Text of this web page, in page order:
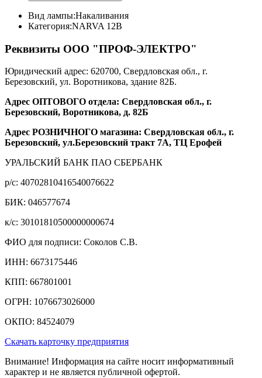
Вид лампы:Накаливания
Категория:NARVA 12В
Реквизиты ООО "ПРОФ-ЭЛЕКТРО"
Юридический адрес: 620700, Свердловская обл., г.
Березовский, ул. Воротникова, здание 82Б.
Адрес ОПТОВОГО отдела: Свердловская обл., г.
Березовский, Воротникова, д. 82Б
Адрес РОЗНИЧНОГО магазина: Свердловская обл., г.
Березовский, ул.Березовский тракт 7А, ТЦ Ерофей
УРАЛЬСКИЙ БАНК ПАО СБЕРБАНК
р/c: 40702810416540076622
БИК: 046577674
к/c: 30101810500000000674
ФИО для подписи: Соколов С.В.
ИНН: 6673175446
КПП: 667801001
ОГРН: 1076673026000
ОКПО: 84524079
Скачать карточку предприятия
Внимание! Информация на сайте носит информативный
характер и не является публичной офертой.